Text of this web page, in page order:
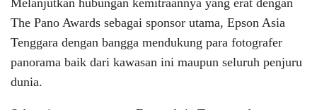
Melanjutkan hubungan kemitraannya yang erat dengan
The Pano Awards sebagai sponsor utama, Epson Asia
Tenggara dengan bangga mendukung para fotografer
panorama baik dari kawasan ini maupun seluruh penjuru
dunia.